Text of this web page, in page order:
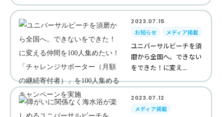
2023.07.15
お知らせ
メディア掲載
ユニバーサルビーチを須
磨から全国へ。できない
をできた！に変え...
2023.07.12
メディア掲載